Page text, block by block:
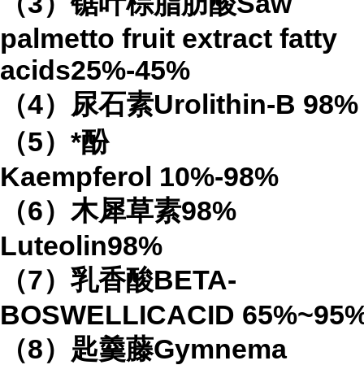
palmetto fruit extract fatty
acids25%-45%
（4） 尿石素Urolithin-B 98%
（5）*酚
Kaempferol 10%-98%
（6）木犀草素98%
Luteolin98%
（7）乳香酸BETA-
BOSWELLICACID 65%
（8）匙羹藤Gymnema